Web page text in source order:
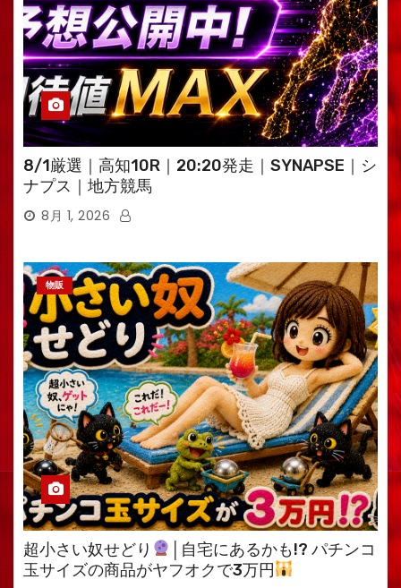
8/1厳選｜高知10R｜20:20発走｜SYNAPSE｜シ
ナプス｜地方競馬
8月 1, 2026
物販
超小さい奴せどり
│自宅にあるかも!? パチンコ
玉サイズの商品がヤフオクで3万円